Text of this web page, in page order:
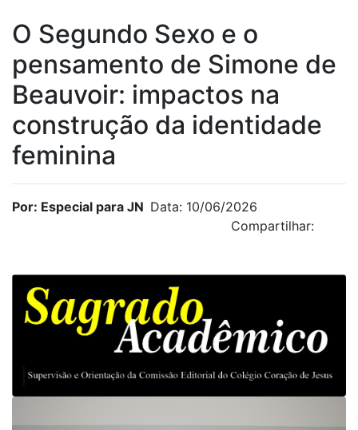
O Segundo Sexo e o
pensamento de Simone de
Beauvoir: impactos na
construção da identidade
feminina
Por: Especial para JN Data: 10/06/2026
Compartilhar: